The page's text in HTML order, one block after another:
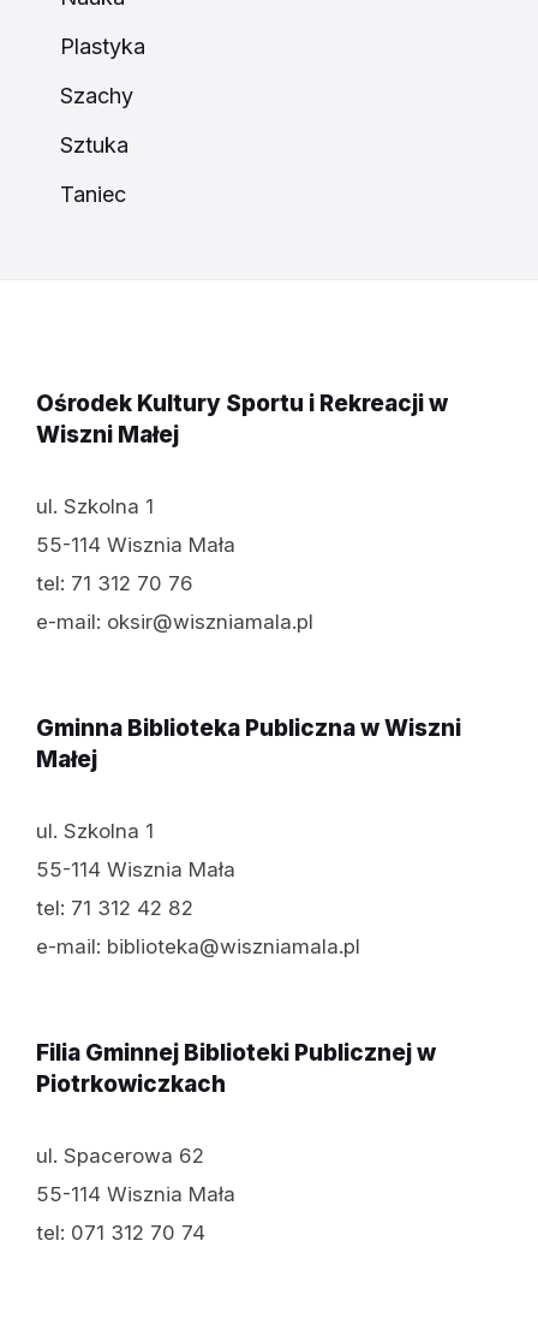
Plastyka
Szachy
Sztuka
Taniec
Ośrodek Kultury Sportu i Rekreacji w
Wiszni Małej
ul. Szkolna 1
55-114 Wisznia Mała
tel: 71 312 70 76
e-mail: oksir@wiszniamala.pl
Gminna Biblioteka Publiczna w Wiszni
Małej
ul. Szkolna 1
55-114 Wisznia Mała
tel: 71 312 42 82
e-mail: biblioteka@wiszniamala.pl
Filia Gminnej Biblioteki Publicznej w
Piotrkowiczkach
ul. Spacerowa 62
55-114 Wisznia Mała
tel: 071 312 70 74